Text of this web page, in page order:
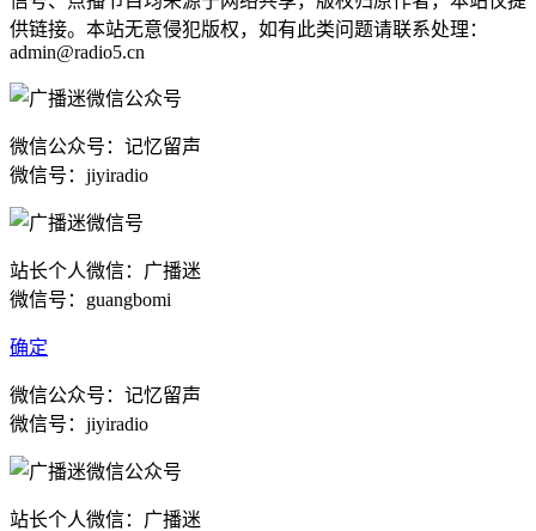
供链接。本站无意侵犯版权，如有此类问题请联系处理：
admin@radio5.cn
微信公众号：记忆留声
微信号：jiyiradio
站长个人微信：广播迷
微信号：guangbomi
确定
微信公众号：记忆留声
微信号：jiyiradio
站长个人微信：广播迷